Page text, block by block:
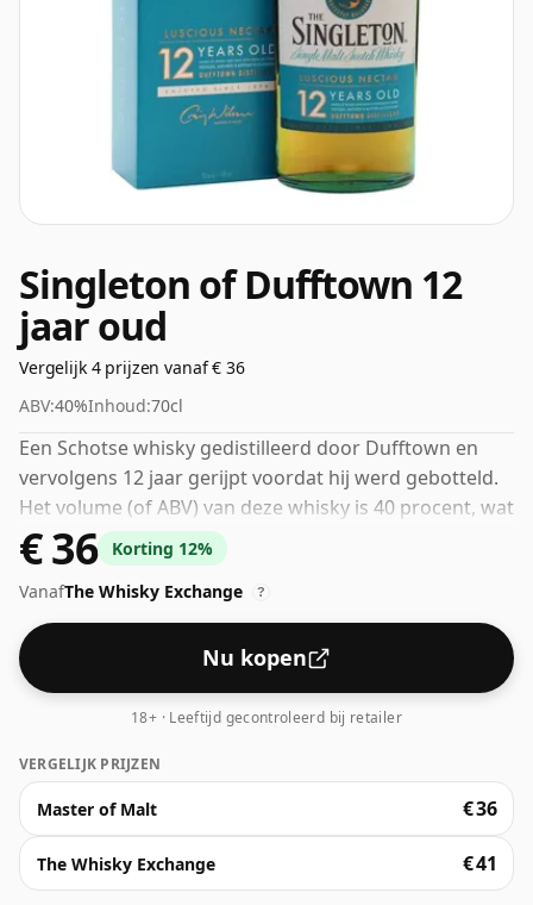
Singleton of Dufftown 12
jaar oud
Vergelijk 4 prijzen vanaf € 36
ABV:40%Inhoud:70cl
Een Schotse whisky gedistilleerd door Dufftown en
vervolgens 12 jaar gerijpt voordat hij werd gebotteld.
Het volume (of ABV) van deze whisky is 40 procent, wat
gebruikelijk is voor blended Scotch, hoewel veel single
malts-whisky's tegenwoordig op hogere sterktes
worden gebotteld. De flesgrootte is 70cl.
€ 36
Korting 12%
VanafThe Whisky Exchange ?
Nu kopen
18+ · Leeftijd gecontroleerd bij retailer
VERGELIJK PRIJZEN
Master of Malt € 36
The Whisky Exchange € 41